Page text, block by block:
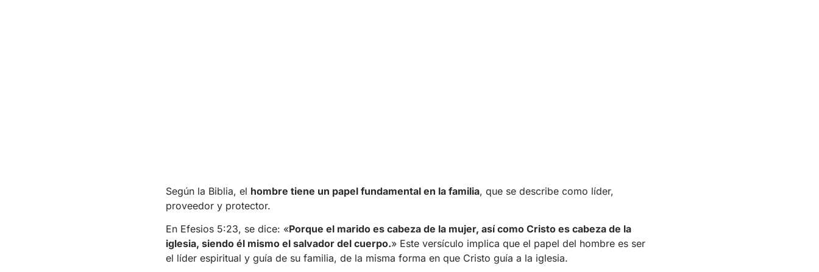
Según la Biblia, el hombre tiene un papel fundamental en la familia, que se describe como líder,
proveedor y protector.
En Efesios 5:23, se dice: «Porque el marido es cabeza de la mujer, así como Cristo es cabeza de la
iglesia, siendo él mismo el salvador del cuerpo.» Este versículo implica que el papel del hombre es ser
el líder espiritual y guía de su familia, de la misma forma en que Cristo guía a la iglesia.